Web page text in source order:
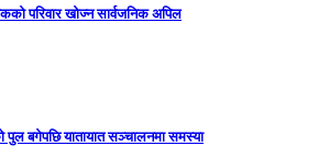
परिवार खोज्न सार्वजनिक अपिल
पुल बगेपछि यातायात सञ्चालनमा समस्या